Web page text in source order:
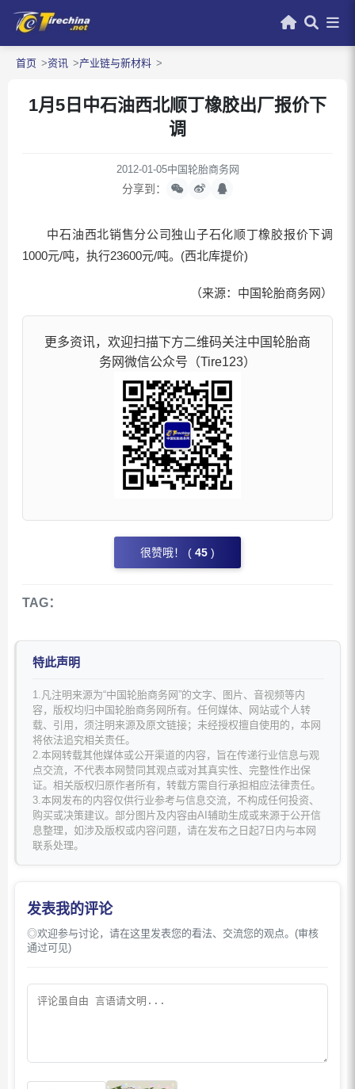
首页 资讯 产业链与新材料
1月5日中石油西北顺丁橡胶出厂报价下
调
2012-01-05中国轮胎商务网
分享到：
中石油西北销售分公司独山子石化顺丁橡胶报价下调
1000元/吨，执行23600元/吨。(西北库提价)
（来源：中国轮胎商务网）
更多资讯，欢迎扫描下方二维码关注中国轮胎商
务网微信公众号（Tire123）
很赞哦！ ( 45 )
TAG：
特此声明
1.凡注明来源为“中国轮胎商务网”的文字、图片、音视频等内
容，版权均归中国轮胎商务网所有。任何媒体、网站或个人转
载、引用，须注明来源及原文链接；未经授权擅自使用的，本网
将依法追究相关责任。
2.本网转载其他媒体或公开渠道的内容，旨在传递行业信息与观
点交流，不代表本网赞同其观点或对其真实性、完整性作出保
证。相关版权归原作者所有，转载方需自行承担相应法律责任。
3.本网发布的内容仅供行业参考与信息交流，不构成任何投资、
购买或决策建议。部分图片及内容由AI辅助生成或来源于公开信
息整理，如涉及版权或内容问题，请在发布之日起7日内与本网
联系处理。
发表我的评论
◎欢迎参与讨论，请在这里发表您的看法、交流您的观点。(审核
通过可见)